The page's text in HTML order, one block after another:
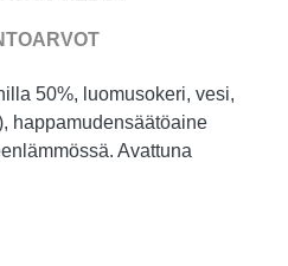
50%, luomusokeri, vesi,
happamudensäätöaine
Avattuna